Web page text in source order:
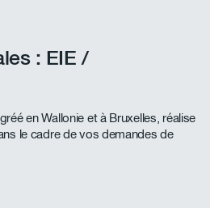
: EIE /
en Wallonie et à Bruxelles, réalise
le cadre de vos demandes de